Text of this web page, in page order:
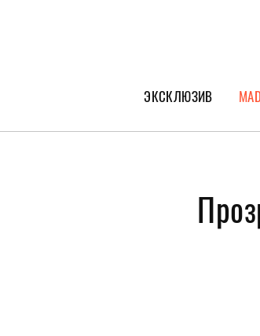
ЭКСКЛЮЗИВ
ГЕРОИ
ИНТЕРВЬЮ
ПОКОЛЕНИЕ